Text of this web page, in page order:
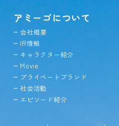
アミーゴについて
会社概要
IR情報
キャラクター紹介
Movie
プライベートブランド
社会活動
エピソード紹介